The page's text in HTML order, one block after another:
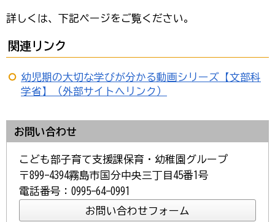
詳しくは、下記ページをご覧ください。
関連リンク
幼児期の大切な学びが分かる動画シリーズ【文部科
学省】（外部サイトへリンク）
お問い合わせ
こども部子育て支援課保育・幼稚園グループ
〒899-4394霧島市国分中央三丁目45番1号
電話番号：0995-64-0991